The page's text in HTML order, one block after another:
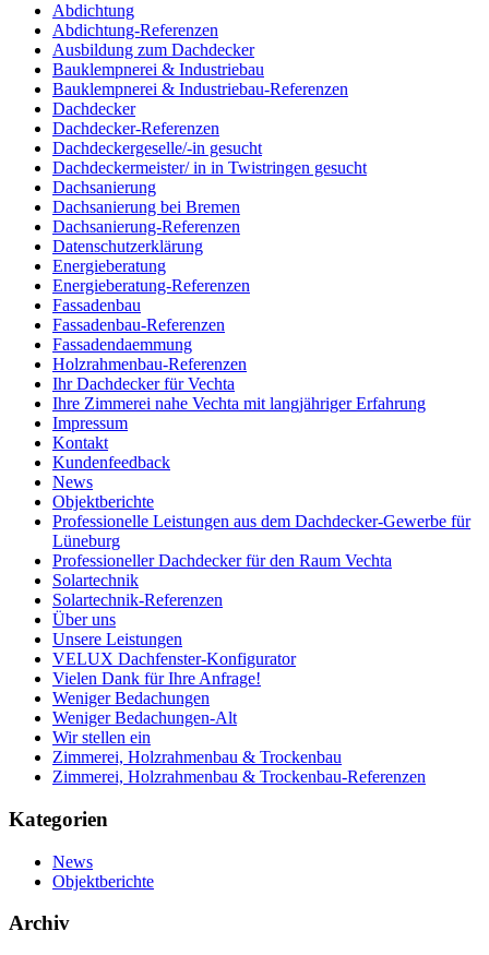
Abdichtung
Abdichtung-Referenzen
Ausbildung zum Dachdecker
Bauklempnerei & Industriebau
Bauklempnerei & Industriebau-Referenzen
Dachdecker
Dachdecker-Referenzen
Dachdeckergeselle/-in gesucht
Dachdeckermeister/ in in Twistringen gesucht
Dachsanierung
Dachsanierung bei Bremen
Dachsanierung-Referenzen
Datenschutzerklärung
Energieberatung
Energieberatung-Referenzen
Fassadenbau
Fassadenbau-Referenzen
Fassadendaemmung
Holzrahmenbau-Referenzen
Ihr Dachdecker für Vechta
Ihre Zimmerei nahe Vechta mit langjähriger Erfahrung
Impressum
Kontakt
Kundenfeedback
News
Objektberichte
Professionelle Leistungen aus dem Dachdecker-Gewerbe für
Lüneburg
Professioneller Dachdecker für den Raum Vechta
Solartechnik
Solartechnik-Referenzen
Über uns
Unsere Leistungen
VELUX Dachfenster-Konfigurator
Vielen Dank für Ihre Anfrage!
Weniger Bedachungen
Weniger Bedachungen-Alt
Wir stellen ein
Zimmerei, Holzrahmenbau & Trockenbau
Zimmerei, Holzrahmenbau & Trockenbau-Referenzen
Kategorien
News
Objektberichte
Archiv